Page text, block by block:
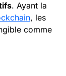
. Ayant la
, les
comme